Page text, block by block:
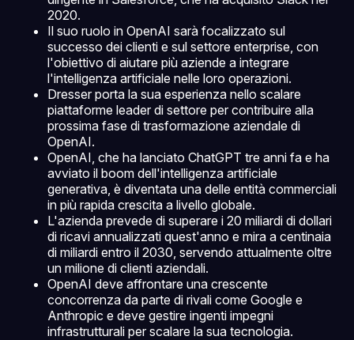
2020.
Il suo ruolo in OpenAI sarà focalizzato sul
successo dei clienti e sul settore enterprise, con
l'obiettivo di aiutare più aziende a integrare
l'intelligenza artificiale nelle loro operazioni.
Dresser porta la sua esperienza nello scalare
piattaforme leader di settore per contribuire alla
prossima fase di trasformazione aziendale di
OpenAI.
OpenAI, che ha lanciato ChatGPT tre anni fa e ha
avviato il boom dell'intelligenza artificiale
generativa, è diventata una delle entità commerciali
in più rapida crescita a livello globale.
L'azienda prevede di superare i 20 miliardi di dollari
di ricavi annualizzati quest'anno e mira a centinaia
di miliardi entro il 2030, servendo attualmente oltre
un milione di clienti aziendali.
OpenAI deve affrontare una crescente
concorrenza da parte di rivali come Google e
Anthropic e deve gestire ingenti impegni
infrastrutturali per scalare la sua tecnologia.